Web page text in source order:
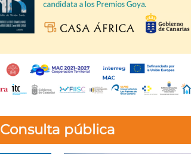
Consulta pública